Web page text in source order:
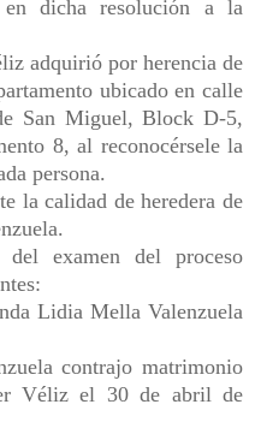
en dicha resolución a la
adquirió por herencia de
ubicado en calle
San Miguel, Block D-5,
8, al reconocérsele la
persona.
la calidad de heredera de
del examen del proceso
Lidia Mella Valenzuela
contrajo matrimonio
Véliz el 30 de abril de